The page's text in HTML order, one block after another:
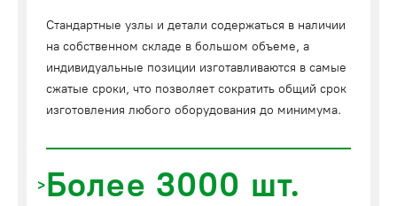
Стандартные узлы и детали содержаться в наличии
на собственном складе в большом объеме, а
индивидуальные позиции изготавливаются в самые
сжатые сроки, что позволяет сократить общий срок
изготовления любого оборудования до минимума.
Более 3000 шт.